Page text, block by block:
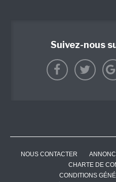
Suivez-nous
NOUS CONTACTER
CHARTE DE
CONDITIONS